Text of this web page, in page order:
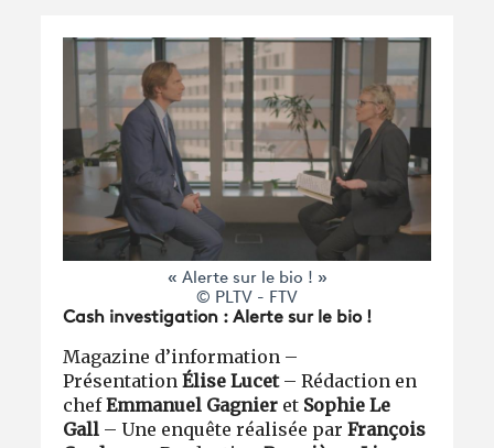
« Alerte sur le bio ! »
© PLTV - FTV
Cash investigation : Alerte sur le bio !
Magazine d’information –
PrésentationÉlise Lucet– Rédaction en
chefEmmanuel Gagnier et Sophie Le
Gall – Une enquête réalisée parFrançois